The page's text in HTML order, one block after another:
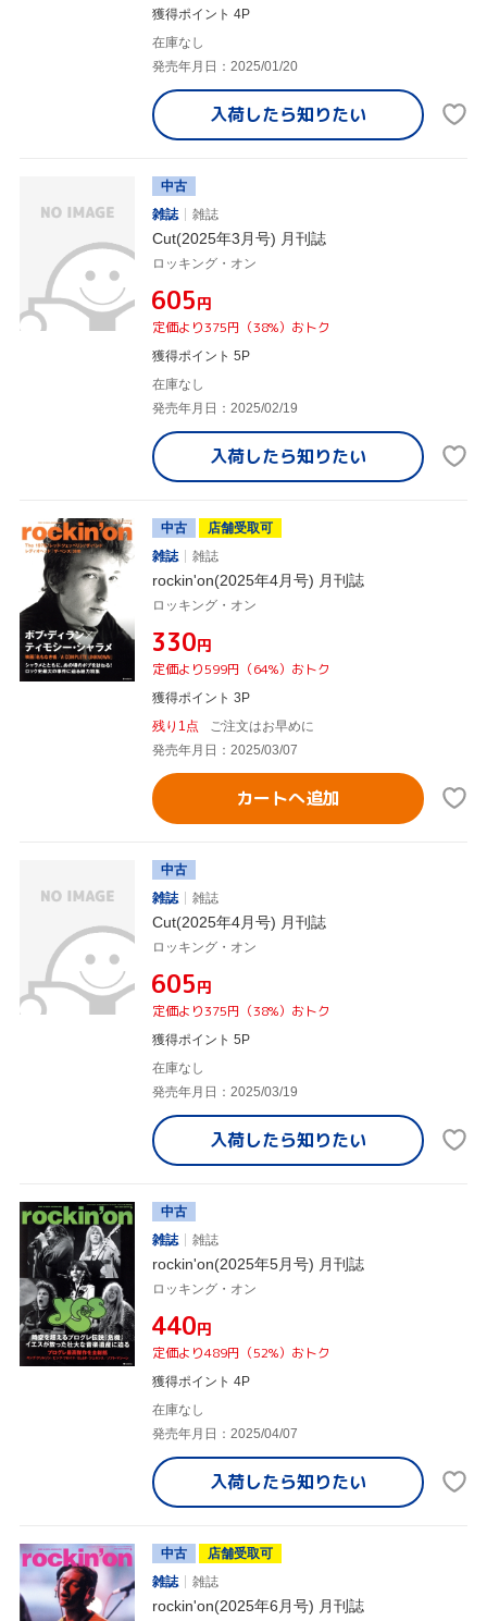
獲得ポイント 4P
在庫なし
発売年月日：2025/01/20
入荷したら知りたい
中古
雑誌
雑誌
Cut(2025年3月号) 月刊誌
ロッキング・オン
¥605円
定価より375円（38%）おトク
獲得ポイント 5P
在庫なし
発売年月日：2025/02/19
入荷したら知りたい
中古
店舗受取可
雑誌
雑誌
rockin'on(2025年4月号) 月刊誌
ロッキング・オン
¥330円
定価より599円（64%）おトク
獲得ポイント 3P
残り1点
ご注文はお早めに
発売年月日：2025/03/07
カートへ追加
中古
雑誌
雑誌
Cut(2025年4月号) 月刊誌
ロッキング・オン
¥605円
定価より375円（38%）おトク
獲得ポイント 5P
在庫なし
発売年月日：2025/03/19
入荷したら知りたい
中古
雑誌
雑誌
rockin'on(2025年5月号) 月刊誌
ロッキング・オン
¥440円
定価より489円（52%）おトク
獲得ポイント 4P
在庫なし
発売年月日：2025/04/07
入荷したら知りたい
中古
店舗受取可
雑誌
雑誌
rockin'on(2025年6月号) 月刊誌